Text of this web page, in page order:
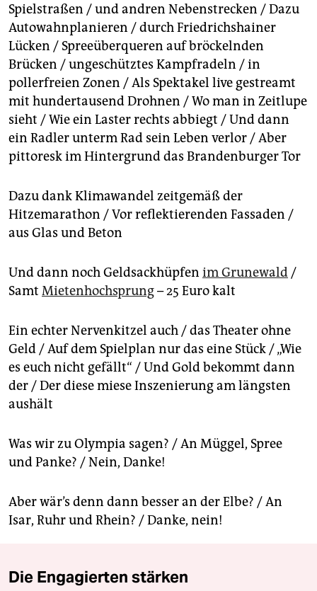
Spielstraßen / und andren Nebenstrecken / Dazu
Autowahnplanieren / durch Friedrichshainer
Lücken / Spreeüberqueren auf bröckelnden
Brücken / ungeschütztes Kampfradeln / in
pollerfreien Zonen / Als Spektakel live gestreamt
mit hundertausend Drohnen / Wo man in Zeitlupe
sieht / Wie ein Laster rechts abbiegt / Und dann
ein Radler unterm Rad sein Leben verlor / Aber
pittoresk im Hintergrund das Brandenburger Tor
Dazu dank Klimawandel zeitgemäß der
Hitzemarathon / Vor reflektierenden Fassaden /
aus Glas und Beton
Und dann noch Geldsackhüpfen im Grunewald /
Samt Mietenhochsprung– 25 Euro kalt
Ein echter Nervenkitzel auch / das Theater ohne
Geld / Auf dem Spielplan nur das eine Stück / „Wie
es euch nicht gefällt“ / Und Gold bekommt dann
der / Der diese miese Inszenierung am längsten
aushält
Was wir zu Olympia sagen? / An Müggel, Spree
und Panke? / Nein, Danke!
Aber wär’s denn dann besser an der Elbe? / An
Isar, Ruhr und Rhein? / Danke, nein!
Die Engagierten stärken